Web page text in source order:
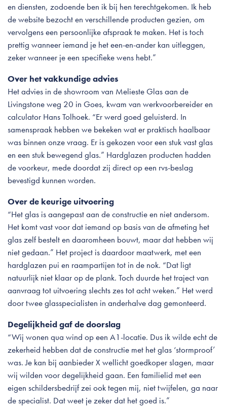
en diensten, zodoende ben ik bij hen terechtgekomen. Ik heb
de website bezocht en verschillende producten gezien, om
vervolgens een persoonlijke afspraak te maken. Het is toch
prettig wanneer iemand je het een-en-ander kan uitleggen,
zeker wanneer je een specifieke wens hebt.”
Over het vakkundige advies
Het advies in de showroom van Melieste Glas aan de
Livingstone weg 20 in Goes, kwam van werkvoorbereider en
calculator Hans Tolhoek. “Er werd goed geluisterd. In
samenspraak hebben we bekeken wat er praktisch haalbaar
was binnen onze vraag. Er is gekozen voor een stuk vast glas
en een stuk bewegend glas.” Hardglazen producten hadden
de voorkeur, mede doordat zij direct op een rvs-beslag
bevestigd kunnen worden.
Over de keurige uitvoering
“Het glas is aangepast aan de constructie en niet andersom.
Het komt vast voor dat iemand op basis van de afmeting het
glas zelf bestelt en daaromheen bouwt, maar dat hebben wij
niet gedaan.” Het project is daardoor maatwerk, met een
hardglazen pui en raampartijen tot in de nok. “Dat ligt
natuurlijk niet klaar op de plank. Toch duurde het traject van
aanvraag tot uitvoering slechts zes tot acht weken.” Het werd
door twee glasspecialisten in anderhalve dag gemonteerd.
Degelijkheid gaf de doorslag
“Wij wonen qua wind op een A1-locatie. Dus ik wilde echt de
zekerheid hebben dat de constructie met het glas ‘stormproof’
was. Je kan bij aanbieder X wellicht goedkoper slagen, maar
wij wilden voor degelijkheid gaan. Een familielid met een
eigen schildersbedrijf zei ook tegen mij, niet twijfelen, ga naar
de specialist. Dat weet je zeker dat het goed is.”